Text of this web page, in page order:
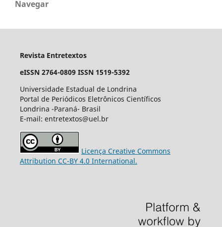
Navegar
Revista Entretextos
eISSN 2764-0809 ISSN 1519-5392
Universidade Estadual de Londrina
Portal de Periódicos Eletrônicos Científicos
Londrina -Paraná- Brasil
E-mail: entretextos@uel.br
Licença Creative Commons
Attribution CC-BY 4.0 International.